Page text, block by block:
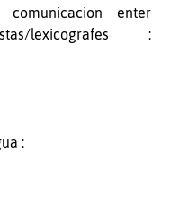
enter
lexicografes :
: